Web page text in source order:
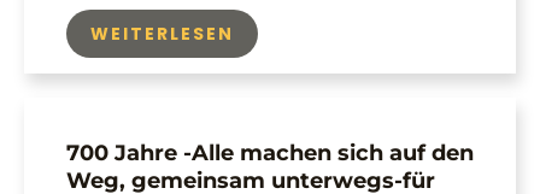
WEITERLESEN
700 Jahre -Alle machen sich auf den
Weg, gemeinsam unterwegs-für